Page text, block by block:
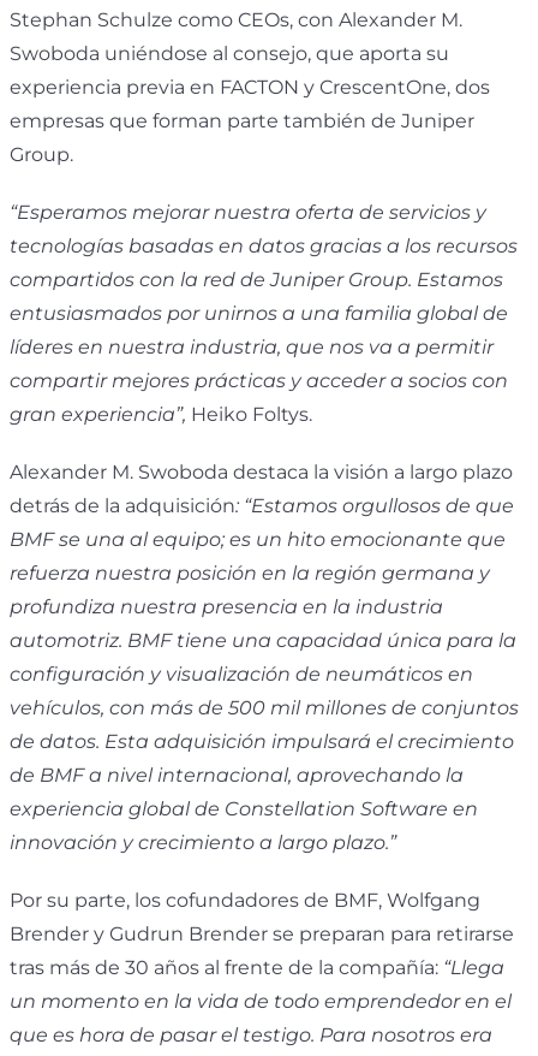
Stephan Schulze como CEOs, con Alexander M.
Swoboda uniéndose al consejo, que aporta su
experiencia previa en FACTON y CrescentOne, dos
empresas que forman parte también de Juniper
Group.
“Esperamos mejorar nuestra oferta de servicios y
tecnologías basadas en datos gracias a los recursos
compartidos con la red de Juniper Group. Estamos
entusiasmados por unirnos a una familia global de
líderes en nuestra industria, que nos va a permitir
compartir mejores prácticas y acceder a socios con
gran experiencia”, Heiko Foltys.
Alexander M. Swoboda destaca la visión a largo plazo
detrás de la adquisición: “Estamos orgullosos de que
BMF se una al equipo; es un hito emocionante que
refuerza nuestra posición en la región germana y
profundiza nuestra presencia en la industria
automotriz. BMF tiene una capacidad única para la
configuración y visualización de neumáticos en
vehículos, con más de 500 mil millones de conjuntos
de datos. Esta adquisición impulsará el crecimiento
de BMF a nivel internacional, aprovechando la
experiencia global de Constellation Software en
innovación y crecimiento a largo plazo.”
Por su parte, los cofundadores de BMF, Wolfgang
Brender y Gudrun Brender se preparan para retirarse
tras más de 30 años al frente de la compañía: “Llega
un momento en la vida de todo emprendedor en el
que es hora de pasar el testigo. Para nosotros era